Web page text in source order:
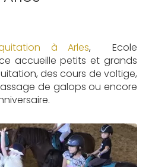
à Arles, Ecole
accueille petits et grands
des cours de voltige,
de galops ou encore